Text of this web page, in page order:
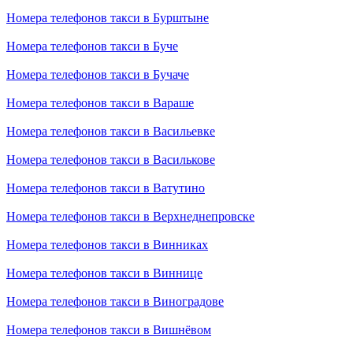
Номера телефонов такси в Бурштыне
Номера телефонов такси в Буче
Номера телефонов такси в Бучаче
Номера телефонов такси в Вараше
Номера телефонов такси в Васильевке
Номера телефонов такси в Василькове
Номера телефонов такси в Ватутино
Номера телефонов такси в Верхнеднепровске
Номера телефонов такси в Винниках
Номера телефонов такси в Виннице
Номера телефонов такси в Виноградове
Номера телефонов такси в Вишнёвом